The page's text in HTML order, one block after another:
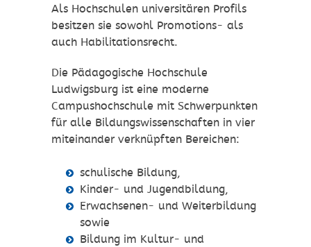
Als Hochschulen universitären Profils
besitzen sie sowohl Promotions- als
auch Habilitationsrecht.
Die Pädagogische Hochschule
Ludwigsburg ist eine moderne
Campushochschule mit Schwerpunkten
für alle Bildungswissenschaften in vier
miteinander verknüpften Bereichen:
schulische Bildung,
Kinder- und Jugendbildung,
Erwachsenen- und Weiterbildung
sowie
Bildung im Kultur- und